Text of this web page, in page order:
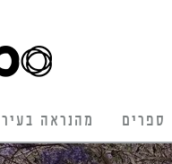
ספרים מהנראה